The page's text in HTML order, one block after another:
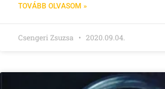
TOVÁBB OLVASOM »
Csengeri Zsuzsa 2020.09.04.